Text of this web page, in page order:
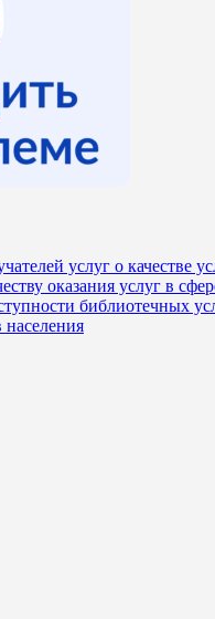
услуг о качестве
оказания услуг в
библиотечных